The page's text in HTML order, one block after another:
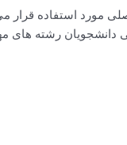
مورد استفاده قرار
رشته های